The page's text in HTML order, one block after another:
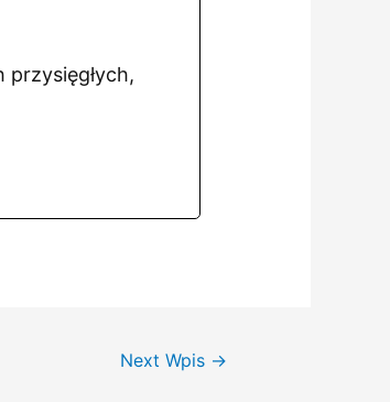
przysięgłych,
Next Wpis →